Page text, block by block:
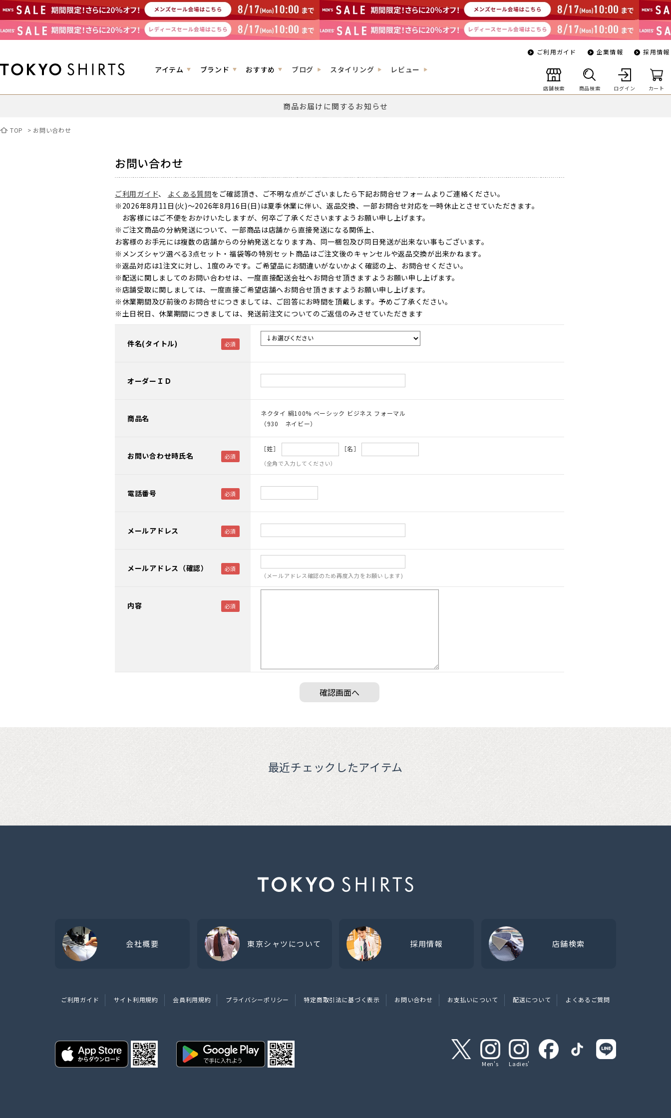
アイテム ブランド おすすめ ブログ スタイリング レビュー
ご利用ガイド 企業情報 採用情報
店舗検索 商品検索 ログイン カート
商品お届けに関するお知らせ
TOP > お問い合わせ
お問い合わせ
ご利用ガイド、 よくある質問をご確認頂き、ご不明な点がございましたら下記お問合せフォームよりご連絡ください。
※2026年8月11日(火)～2026年8月16日(日)は夏季休業に伴い、返品交換、一部お問合せ対応を一時休止とさせていただきます。
お客様にはご不便をおかけいたしますが、何卒ご了承くださいますようお願い申し上げます。
※ご注文商品の分納発送について、一部商品は店舗から直接発送になる関係上、
お客様のお手元には複数の店舗からの分納発送となります為、同一梱包及び同日発送が出来ない事もございます。
※メンズシャツ選べる3点セット・福袋等の特別セット商品はご注文後のキャンセルや返品交換が出来かねます。
※返品対応は1注文に対し、1度のみです。ご希望品にお間違いがないかよく確認の上、お問合せください。
※配送に関しましてのお問い合わせは、一度直接配送会社へお問合せ頂きますようお願い申し上げます。
※店舗受取に関しましては、一度直接ご希望店舗へお問合せ頂きますようお願い申し上げます。
※休業期間及び前後のお問合せにつきましては、ご回答にお時間を頂戴します。予めご了承ください。
※土日祝日、休業期間につきましては、発送前注文についてのご返信のみさせていただきます
件名(タイトル)
オーダーＩＤ
商品名
ネクタイ 絹100% ベーシック ビジネス フォーマル
（930 ネイビー）
お問い合わせ時氏名
［姓］ ［名］
（全角で入力してください）
電話番号
メールアドレス
メールアドレス（確認）
（メールアドレス確認のため再度入力をお願いします)
内容
最近チェックしたアイテム
会社概要 東京シャツについて 採用情報 店舗検索
ご利用ガイド サイト利用規約 会員利用規約 プライバシーポリシー 特定商取引法に基づく表示 お問い合わせ お支払いについて 配送について よくあるご質問
Men's Ladies'